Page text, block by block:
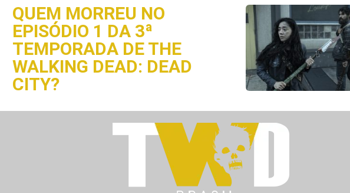
QUEM MORREU NO
EPISÓDIO 1 DA 3ª
TEMPORADA DE THE
WALKING DEAD: DEAD
CITY?